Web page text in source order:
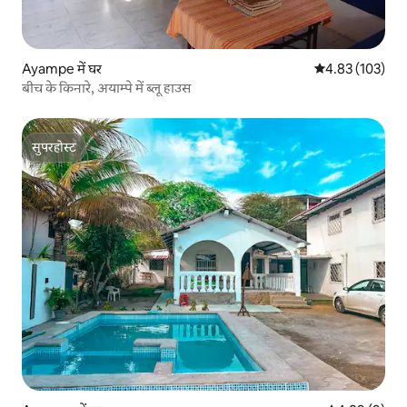
Ayampe में घर औसत रेटिंग 5 में से
4.83 (103)
बीच के किनारे, अयाम्पे में ब्लू हाउस
सुपरहोस्ट
सुपरहोस्ट